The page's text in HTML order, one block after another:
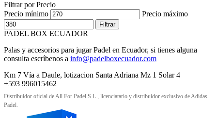
Filtrar por Precio
Precio mínimo
Precio máximo
Filtrar
PADEL BOX ECUADOR
Palas y accesorios para jugar Padel en Ecuador, si tienes alguna
consulta escríbenos a info@padelboxecuador.com
Km 7 Vía a Daule, lotizacion Santa Adriana Mz 1 Solar 4
+593 996015462
Distribuidor oficial de All For Padel S.L., licenciatario y distribuidor exclusivo de Adidas
Padel.